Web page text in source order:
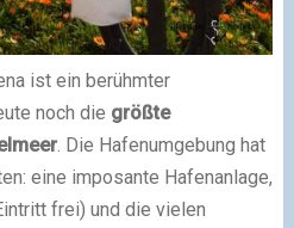
ist ein berühmter
noch die größte
. Die Hafenumgebung hat
eine imposante Hafenanlage,
frei) und die vielen